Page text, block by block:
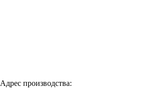
Адрес производства: